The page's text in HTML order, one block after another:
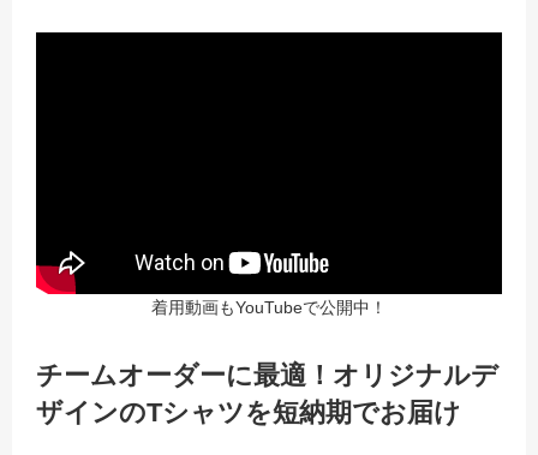
着用動画もYouTubeで公開中！
チームオーダーに最適！オリジナルデ
ザインのTシャツを短納期でお届け